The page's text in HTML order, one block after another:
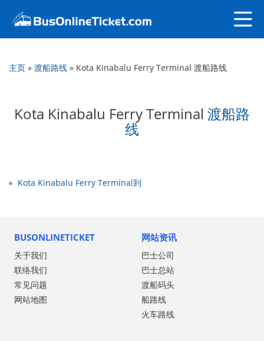
主页 » 渡船路线 » Kota Kinabalu Ferry Terminal 渡船路线
Kota Kinabalu Ferry Terminal 渡船路
线
Kota Kinabalu Ferry Terminal到
BUSONLINETICKET
关于我们
联络我们
常见问题
网站地图
网站资讯
巴士公司
巴士总站
渡船码头
船路线
火车路线